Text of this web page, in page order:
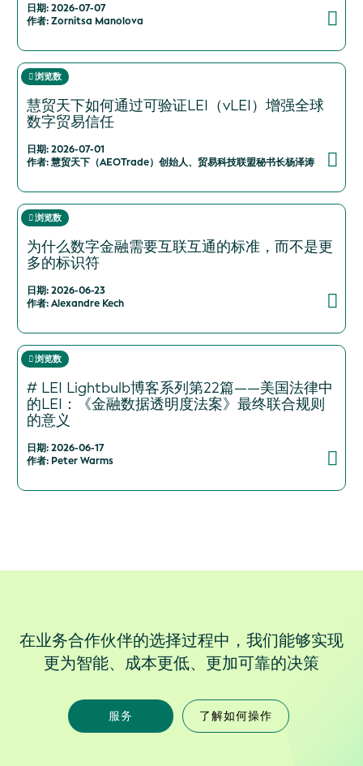
日期: 2026-07-07
作者: Zornitsa Manolova
浏览数
慧贸天下如何通过可验证LEI（vLEI）增强全球
数字贸易信任
日期: 2026-07-01
作者: 慧贸天下（AEOTrade）创始人、贸易科技联盟秘书长杨泽涛
浏览数
为什么数字金融需要互联互通的标准，而不是更
多的标识符
日期: 2026-06-23
作者: Alexandre Kech
浏览数
# LEI Lightbulb博客系列第22篇——美国法律中
的LEI：《金融数据透明度法案》最终联合规则
的意义
日期: 2026-06-17
作者: Peter Warms
在业务合作伙伴的选择过程中，我们能够实现
更为智能、成本更低、更加可靠的决策
服务 了解如何操作